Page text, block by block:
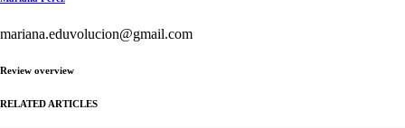
mariana.eduvolucion@gmail.com
Review overview
RELATED ARTICLES